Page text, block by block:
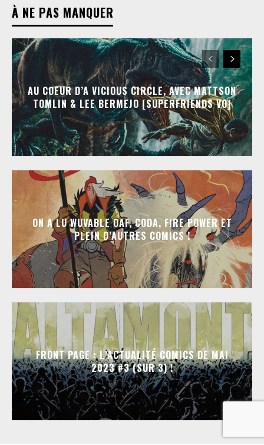
À NE PAS MANQUER
AU COEUR D’A VICIOUS CIRCLE, AVEC MATTSON
TOMLIN & LEE BERMEJO [SUPERFRIENDS VO]
ON A LU WUVABLE OAF, CODA, FIRE POWER ET
PLEIN D’AUTRES COMICS !
FRONT PAGE : L’ACTUALITÉ COMICS DE MAI
2023 #3 (SUR 3) !